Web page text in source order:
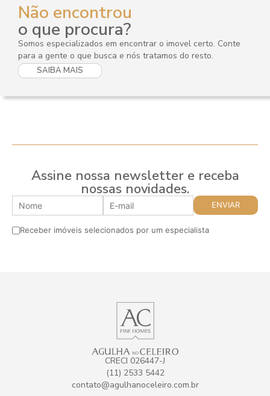
Não encontrou
o que procura?
Somos especializados em encontrar o imovel certo. Conte
para a gente o que busca e nós tratamos do resto.
SAIBA MAIS
Assine nossa newsletter e receba
nossas novidades.
Receber imóveis selecionados por um especialista
CRECI 026447-J
(11) 2533 5442
contato@agulhanoceleiro.com.br